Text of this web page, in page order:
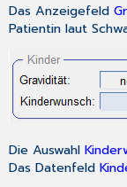
Das Anzeigefeld
Patientin laut
Die Auswahl
Das Datenfeld